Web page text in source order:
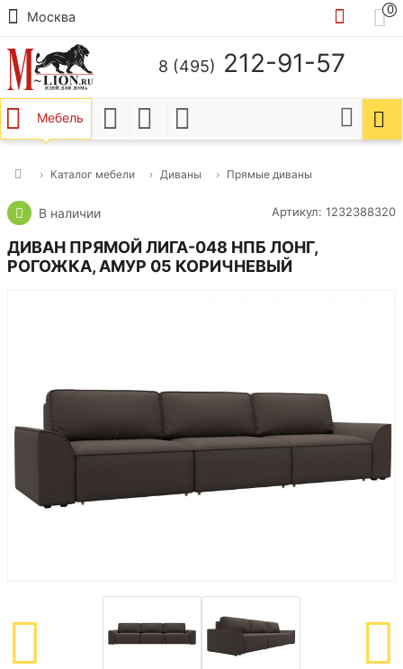
Москва
0
8 (495) 212-91-57
Мебель
Каталог мебели Диваны Прямые диваны
В наличии Артикул: 1232388320
ДИВАН ПРЯМОЙ ЛИГА-048 НПБ ЛОНГ,
РОГОЖКА, АМУР 05 КОРИЧНЕВЫЙ